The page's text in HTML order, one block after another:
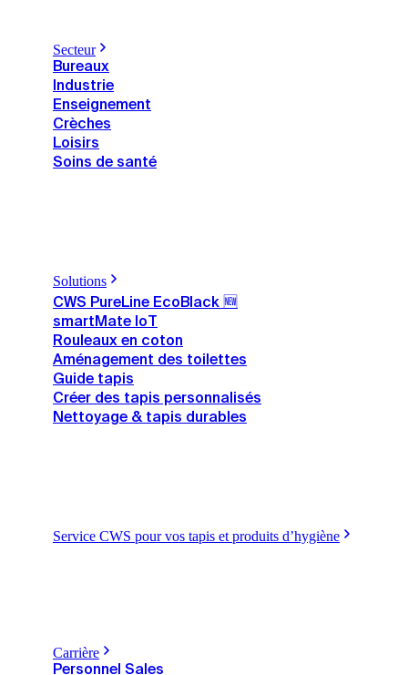
Secteur
Bureaux
Industrie
Enseignement
Crèches
Loisirs
Soins de santé
Solutions
CWS PureLine EcoBlack 🆕
smartMate IoT
Rouleaux en coton
Aménagement des toilettes
Guide tapis
Créer des tapis personnalisés
Nettoyage & tapis durables
Service CWS pour vos tapis et produits d’hygiène
Carrière
Personnel Sales